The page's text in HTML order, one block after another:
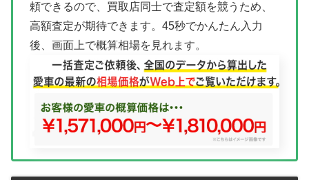
頼できるので、買取店同士で査定額を競うため、
高額査定が期待できます。45秒でかんたん入力
後、画面上で概算相場を見れます。